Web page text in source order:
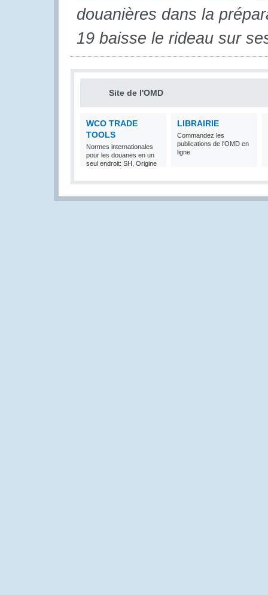
douanières dans la
19 baisse le rideau sur
Site de l'OMD
WCO TRADE
TOOLS
Normes internationales
pour les douanes en un
seul endroit: SH, Origine
LIBRAIRIE
Commandez les
publications de l'OMD en
ligne